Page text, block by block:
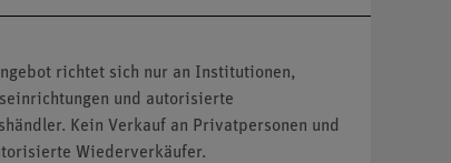
richtet sich nur an Institutionen,
und autorisierte
Kein Verkauf an Privatpersonen und
Wiederverkäufer.